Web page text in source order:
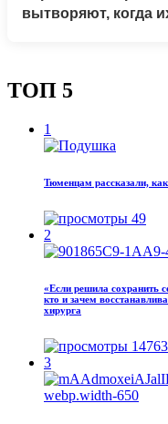
вытворяют, когда
ТОП 5
1
Тюменцам рассказали,
49
2
«Если решила сохранить
кто и зачем
хирурга
14763
3